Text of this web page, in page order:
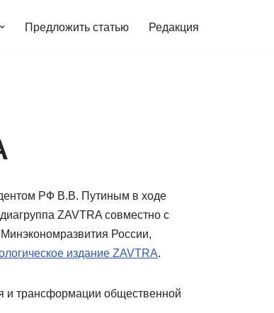
Предложить статью Редакция
РФ В.В. Путиным в ходе
ZAVTRA совместно с
России,
издание ZAVTRA.
и трансформации общественной